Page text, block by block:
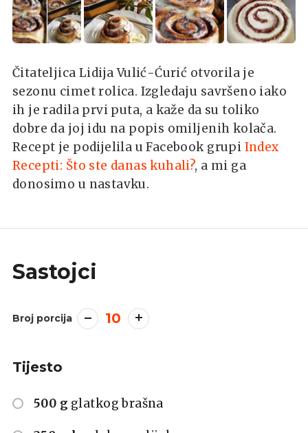
Čitateljica Lidija Vulić-Ćurić otvorila je
sezonu cimet rolica. Izgledaju savršeno iako
ih je radila prvi puta, a kaže da su toliko
dobre da joj idu na popis omiljenih kolača.
Recept je podijelila u Facebook grupi Index
Recepti: Što ste danas kuhali?, a mi ga
donosimo u nastavku.
Sastojci
Broj porcija 10
Tijesto
500 g glatkog brašna